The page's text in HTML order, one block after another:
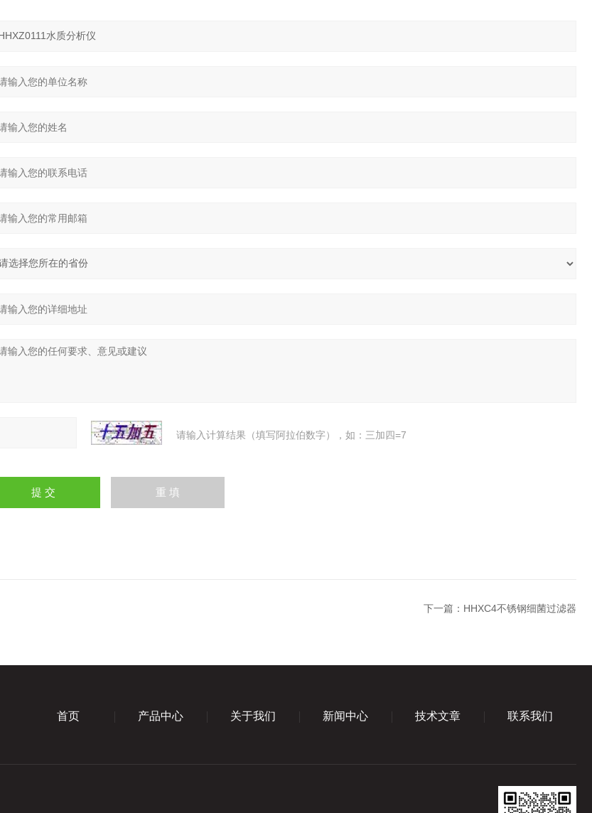
请输入计算结果（填写阿拉伯数字），如：三加四=7
下一篇： HHXC4不锈钢细菌过滤器
首页 产品中心 关于我们 新闻中心 技术文章 联系我们